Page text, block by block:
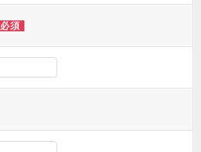
必須